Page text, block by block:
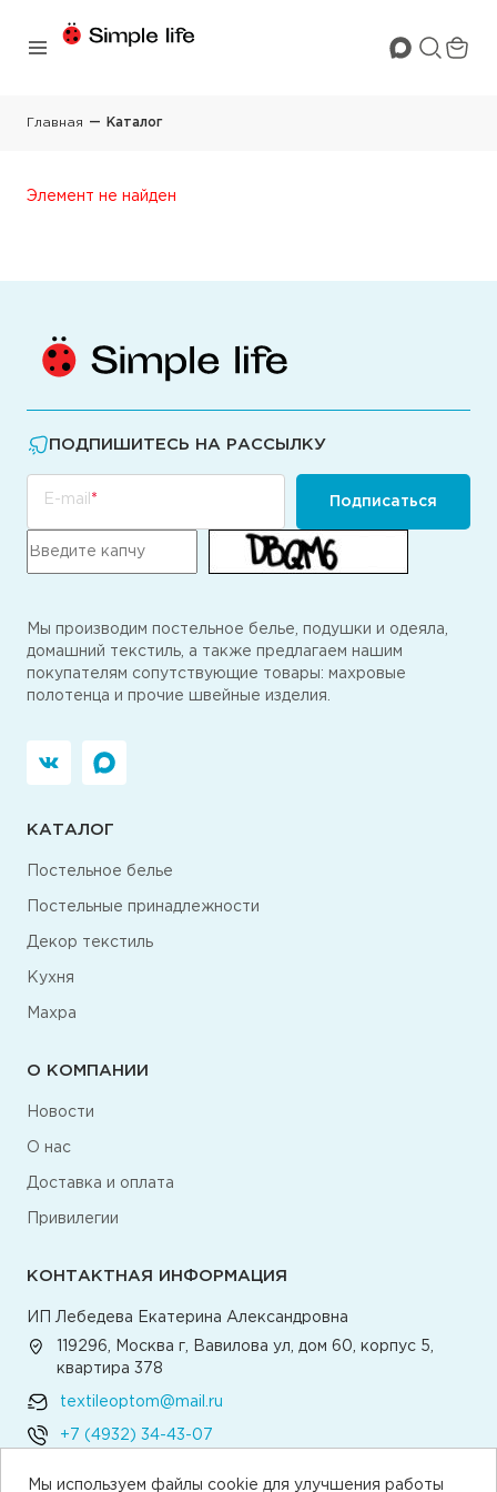
Главная Каталог
Элемент не найден
Мы используем файлы cookie для улучшения работы
ПОДПИШИТЕСЬ НА РАССЫЛКУ
E-mail Подписаться
Мы производим постельное белье, подушки и одеяла,
домашний текстиль, а также предлагаем нашим
покупателям сопутствующие товары: махровые
полотенца и прочие швейные изделия.
КАТАЛОГ
Постельное белье
Постельные принадлежности
Декор текстиль
Кухня
Махра
О КОМПАНИИ
Новости
О нас
Доставка и оплата
Привилегии
КОНТАКТНАЯ ИНФОРМАЦИЯ
ИП Лебедева Екатерина Александровна
119296, Москва г, Вавилова ул, дом 60, корпус 5,
квартира 378
textileoptom@mail.ru
+7 (4932) 34-43-07